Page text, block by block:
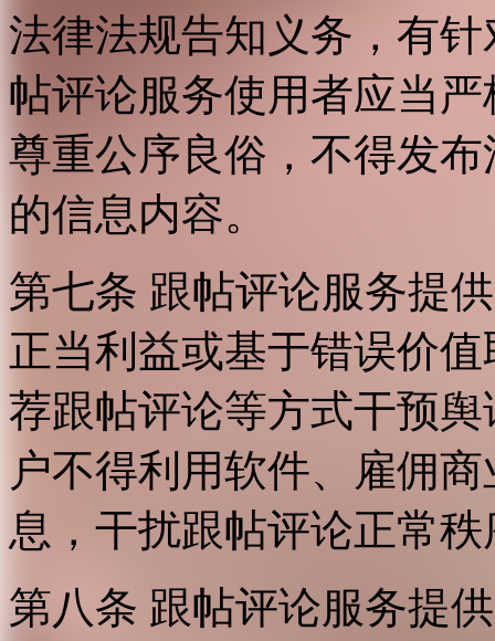
法律法规告知义务，有
帖评论服务使用者应当
尊重公序良俗，不得发
的信息内容。
第七条 跟帖评论服务提
正当利益或基于错误价
荐跟帖评论等方式干预
户不得利用软件、雇佣
息，干扰跟帖评论正常
第八条 跟帖评论服务提